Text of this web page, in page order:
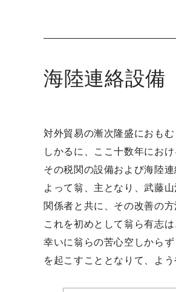
海陸連絡設備
対外貿易の漸次隆盛におも
しかるに、ここ十数年にお
その税関の設備および海陸
よって翁、主となり、武藤山
関係者と共に、その改善の
これを初めとして翁ら有志
幸いに翁らの苦心空しから
を起こすこととなりて、よ